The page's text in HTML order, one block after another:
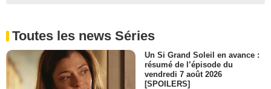
Toutes les news Séries
Un Si Grand Soleil en avance :
résumé de l’épisode du
vendredi 7 août 2026
[SPOILERS]